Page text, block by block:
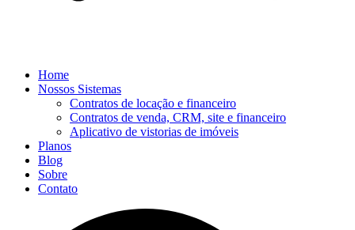
Home
Nossos Sistemas
Contratos de locação e financeiro
Contratos de venda, CRM, site e financeiro
Aplicativo de vistorias de imóveis
Planos
Blog
Sobre
Contato